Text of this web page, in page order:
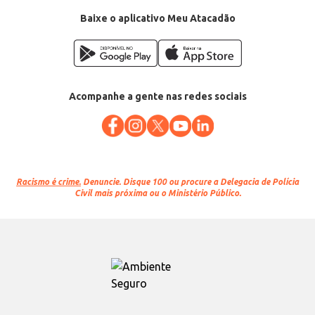
Baixe o aplicativo Meu Atacadão
Acompanhe a gente nas redes sociais
Racismo é crime. Denuncie. Disque 100 ou procure a Delegacia de Polícia
Civil mais próxima ou o Ministério Público.